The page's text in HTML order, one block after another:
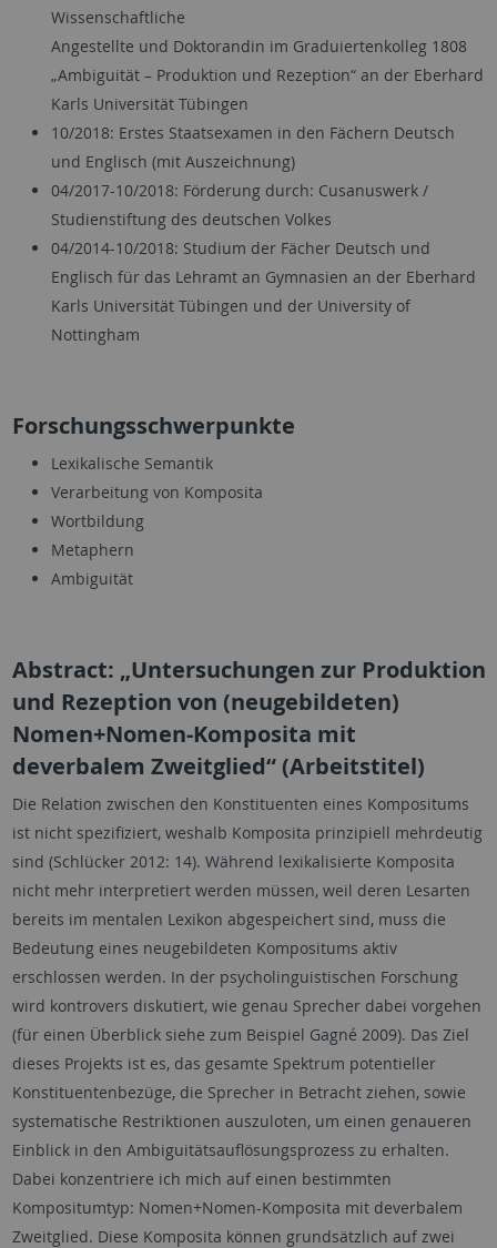
Wissenschaftliche
Angestellte und Doktorandin im Graduiertenkolleg 1808
„Ambiguität – Produktion und Rezeption“ an der Eberhard
Karls Universität Tübingen
10/2018: Erstes Staatsexamen in den Fächern Deutsch
und Englisch (mit Auszeichnung)
04/2017-10/2018: Förderung durch: Cusanuswerk /
Studienstiftung des deutschen Volkes
04/2014-10/2018: Studium der Fächer Deutsch und
Englisch für das Lehramt an Gymnasien an der Eberhard
Karls Universität Tübingen und der University of
Nottingham
Forschungsschwerpunkte
Lexikalische Semantik
Verarbeitung von Komposita
Wortbildung
Metaphern
Ambiguität
Abstract: „Untersuchungen zur Produktion
und Rezeption von (neugebildeten)
Nomen+Nomen-Komposita mit
deverbalem Zweitglied“ (Arbeitstitel)
Die Relation zwischen den Konstituenten eines Kompositums
ist nicht spezifiziert, weshalb Komposita prinzipiell mehrdeutig
sind (Schlücker 2012: 14). Während lexikalisierte Komposita
nicht mehr interpretiert werden müssen, weil deren Lesarten
bereits im mentalen Lexikon abgespeichert sind, muss die
Bedeutung eines neugebildeten Kompositums aktiv
erschlossen werden. In der psycholinguistischen Forschung
wird kontrovers diskutiert, wie genau Sprecher dabei vorgehen
(für einen Überblick siehe zum Beispiel Gagné 2009). Das Ziel
dieses Projekts ist es, das gesamte Spektrum potentieller
Konstituentenbezüge, die Sprecher in Betracht ziehen, sowie
systematische Restriktionen auszuloten, um einen genaueren
Einblick in den Ambiguitätsauflösungsprozess zu erhalten.
Dabei konzentriere ich mich auf einen bestimmten
Kompositumtyp: Nomen+Nomen-Komposita mit deverbalem
Zweitglied. Diese Komposita können grundsätzlich auf zwei